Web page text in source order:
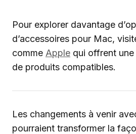
Pour explorer davantage
d’accessoires pour Mac,
comme Apple qui offrent
de produits compatibles.
Les changements à venir
pourraient transformer la